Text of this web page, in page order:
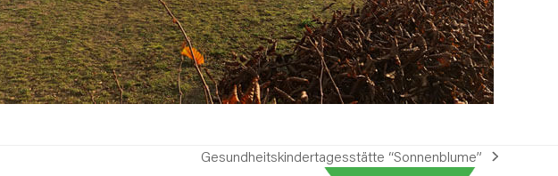
Nächster
Gesundheitskindertagesstätte “Sonnenblume”